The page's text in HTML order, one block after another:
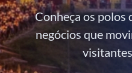
Conheça os polos
negócios que